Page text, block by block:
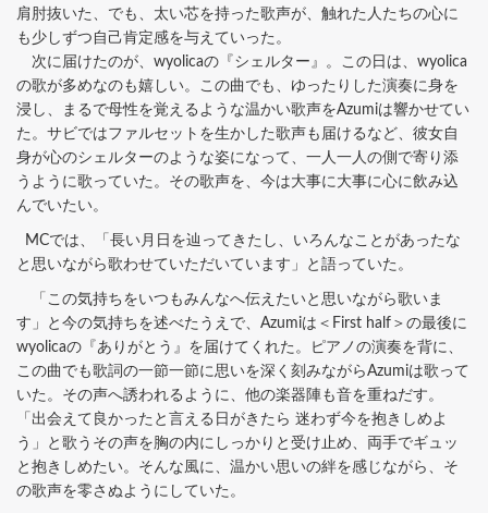
肩肘抜いた、でも、太い芯を持った歌声が、触れた人たちの心に
も少しずつ自己肯定感を与えていった。
次に届けたのが、wyolicaの『シェルター』。この日は、wyolica
の歌が多めなのも嬉しい。この曲でも、ゆったりした演奏に身を
浸し、まるで母性を覚えるような温かい歌声をAzumiは響かせてい
た。サビではファルセットを生かした歌声も届けるなど、彼女自
身が心のシェルターのような姿になって、一人一人の側で寄り添
うように歌っていた。その歌声を、今は大事に大事に心に飲み込
んでいたい。
MCでは、「長い月日を辿ってきたし、いろんなことがあったな
と思いながら歌わせていただいています」と語っていた。
「この気持ちをいつもみんなへ伝えたいと思いながら歌いま
す」と今の気持ちを述べたうえで、Azumiは＜First half＞の最後に
wyolicaの『ありがとう』を届けてくれた。ピアノの演奏を背に、
この曲でも歌詞の一節一節に思いを深く刻みながらAzumiは歌って
いた。その声へ誘われるように、他の楽器陣も音を重ねだす。
「出会えて良かったと言える日がきたら 迷わず今を抱きしめよ
う」と歌うその声を胸の内にしっかりと受け止め、両手でギュッ
と抱きしめたい。そんな風に、温かい思いの絆を感じながら、そ
の歌声を零さぬようにしていた。